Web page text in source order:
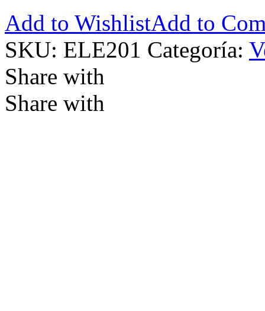
Add to WishlistAdd to
SKU: ELE201 Categoría:
Share with
Share with